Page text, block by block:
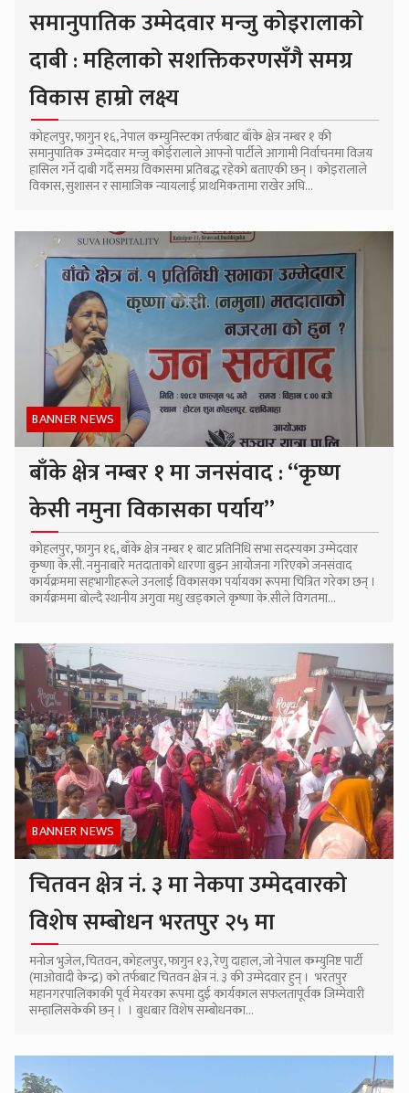
समानुपातिक उम्मेदवार मन्जु कोइरालाको
दाबी : महिलाको सशक्तिकरणसँगै समग्र
विकास हाम्रो लक्ष्य
कोहलपुर, फागुन १६, नेपाल कम्युनिस्टका तर्फबाट बाँके क्षेत्र नम्बर १ की
समानुपातिक उम्मेदवार मन्जु कोईरालाले आफ्नो पार्टीले आगामी निर्वाचनमा विजय
हासिल गर्ने दाबी गर्दै समग्र विकासमा प्रतिबद्ध रहेको बताएकी छन् । कोइरालाले
विकास, सुशासन र सामाजिक न्यायलाई प्राथमिकतामा राखेर अघि...
BANNER NEWS
बाँके क्षेत्र नम्बर १ मा जनसंवाद : “कृष्ण
केसी नमुना विकासका पर्याय”
कोहलपुर, फागुन १६, बाँके क्षेत्र नम्बर १ बाट प्रतिनिधि सभा सदस्यका उम्मेदवार
कृष्णा के.सी. नमुनाबारे मतदाताको धारणा बुझ्न आयोजना गरिएको जनसंवाद
कार्यक्रममा सहभागीहरूले उनलाई विकासका पर्यायका रूपमा चित्रित गरेका छन् ।
कार्यक्रममा बोल्दै स्थानीय अगुवा मधु खड्काले कृष्णा के.सीले विगतमा...
BANNER NEWS
चितवन क्षेत्र नं. ३ मा नेकपा उम्मेदवारको
विशेष सम्बोधन भरतपुर २५ मा
मनोज भुजेल, चितवन, कोहलपुर, फागुन १३, रेणु दाहाल, जो नेपाल कम्युनिष्ट पार्टी
(माओवादी केन्द्र) को तर्फबाट चितवन क्षेत्र नं. ३ की उम्मेदवार हुन् । भरतपुर
महानगरपालिकाकी पूर्व मेयरका रूपमा दुई कार्यकाल सफलतापूर्वक जिम्मेवारी
सम्हालिसकेकी छन् । । बुधबार विशेष सम्बोधनका...